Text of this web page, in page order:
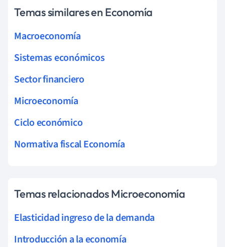
Temas similares en Economía
Macroeconomía
Sistemas económicos
Sector financiero
Microeconomía
Ciclo económico
Normativa fiscal Economía
Temas relacionados Microeconomía
Elasticidad ingreso de la demanda
Introducción a la economía